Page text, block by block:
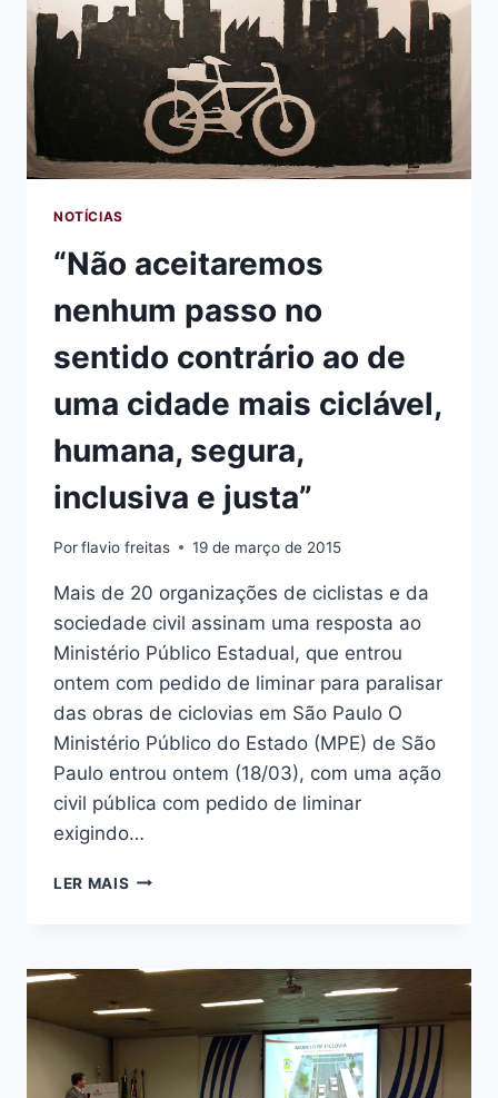
VIÁRIO
PARA
ABSORVER
AUTOMÓVEIS”
NOTÍCIAS
“Não aceitaremos
nenhum passo no
sentido contrário ao de
uma cidade mais ciclável,
humana, segura,
inclusiva e justa”
Porflavio freitas 19 de março de 2015
Mais de 20 organizações de ciclistas e da
sociedade civil assinam uma resposta ao
Ministério Público Estadual, que entrou
ontem com pedido de liminar para paralisar
das obras de ciclovias em São Paulo O
Ministério Público do Estado (MPE) de São
Paulo entrou ontem (18/03), com uma ação
civil pública com pedido de liminar
exigindo…
LER MAIS “NÃO
NO
CONTRÁRIO
AO
UMA